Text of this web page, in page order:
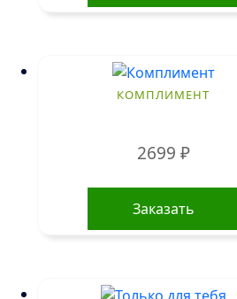
КОМПЛИМЕНТ
2699 ₽
Заказать